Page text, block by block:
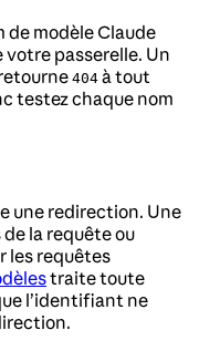
de modèle Claude
passerelle. Un
404 à tout
testez chaque nom
une redirection. Une
la requête ou
les requêtes
traite toute
l’identifiant ne